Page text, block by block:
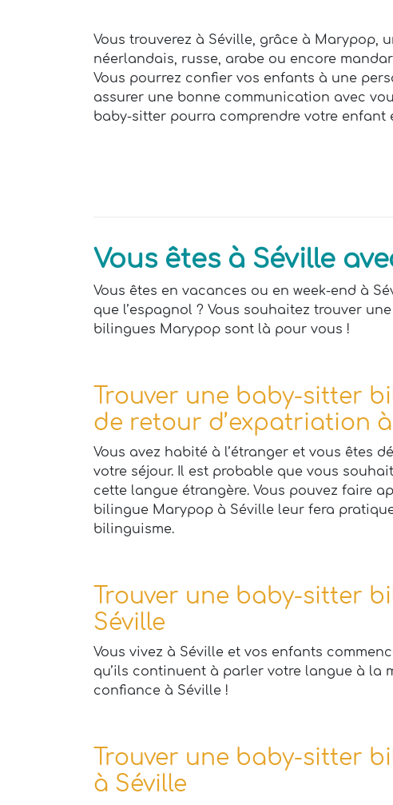
Vous trouverez à Séville, grâce à
néerlandais, russe, arabe ou encore
Vous pourrez confier vos enfants à une
assurer une bonne communication avec
baby-sitter pourra comprendre votre enfant
Vous êtes à Séville
Vous êtes en vacances ou en week-end à
que l’espagnol ? Vous souhaitez trouver
bilingues Marypop sont là pour vous !
Trouver une baby-sitter
de retour d’expatriation
Vous avez habité à l’étranger et vous êtes
votre séjour. Il est probable que vous
cette langue étrangère. Vous pouvez faire
bilingue Marypop à Séville leur fera
bilinguisme.
Trouver une baby-sitter
Séville
Vous vivez à Séville et vos enfants
qu’ils continuent à parler votre langue à la
confiance à Séville !
Trouver une baby-sitter
à Séville